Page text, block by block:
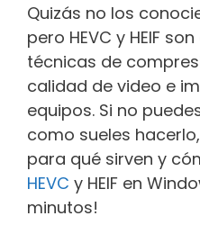
Quizás no los
pero HEVC y HEIF
técnicas de
calidad de video e
equipos. Si no
como sueles
para qué sirven y
HEVC y HEIF en
minutos!